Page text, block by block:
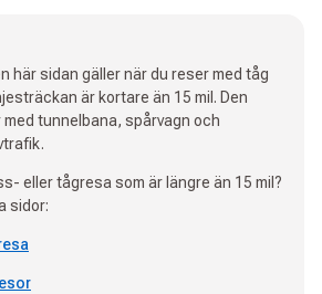
här sidan gäller när du reser med tåg
är kortare än 15 mil. Den
tunnelbana, spårvagn och
eller tågresa som är längre än 15 mil?
sidor: